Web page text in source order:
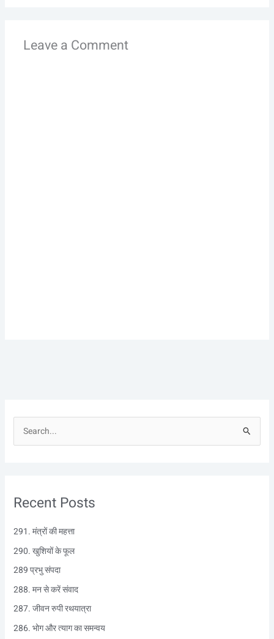
Leave a Comment
e
c
f
o
r
:
Recent Posts
291. मंत्रों की महत्ता
290. खुशियों के फूल
289 प्रभु संपदा
288. मन से करें संवाद
287. जीवन रुपी रथयात्रा
286. भोग और त्याग का समन्वय